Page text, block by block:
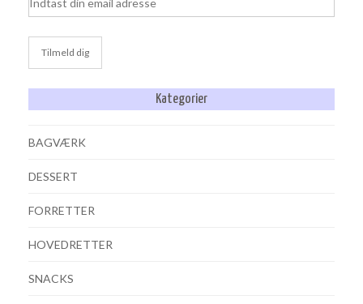
Kategorier
BAGVÆRK
DESSERT
FORRETTER
HOVEDRETTER
SNACKS